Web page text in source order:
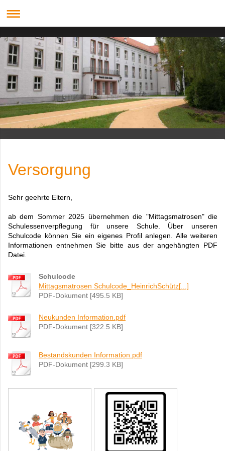
Versorgung
Sehr geehrte Eltern,
ab dem Sommer 2025 übernehmen die "Mittagsmatrosen" die
Schulessenverpflegung für unsere Schule. Über unseren
Schulcode können Sie ein eigenes Profil anlegen. Alle weiteren
Informationen entnehmen Sie bitte aus der angehängten PDF
Datei.
Schulcode
Mittagsmatrosen Schulcode_HeinrichSchütz[...]
PDF-Dokument [495.5 KB]
Neukunden Information.pdf
PDF-Dokument [322.5 KB]
Bestandskunden Information.pdf
PDF-Dokument [299.3 KB]